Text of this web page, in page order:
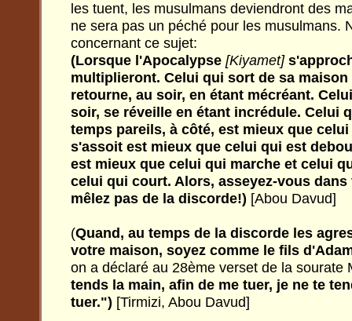
les tuent, les musulmans deviendront des
ne sera pas un péché pour les musulmans.
concernant ce sujet:
(Lorsque l'Apocalypse [Kiyamet]
multiplieront. Celui qui sort de sa
retourne, au soir, en étant mécréant.
soir, se réveille en étant incrédule. Celui
temps pareils, à côté, est mieux que
s'assoit est mieux que celui qui est
est mieux que celui qui marche et celui
celui qui court. Alors, asseyez-vous
mêlez pas de la discorde!) [Abou Davud]
(Quand, au temps de la discorde les
votre maison, soyez comme le fils
on a déclaré au 28ème verset de la sourate
tends la main, afin de me tuer, je ne te
tuer.") [Tirmizi, Abou Davud]